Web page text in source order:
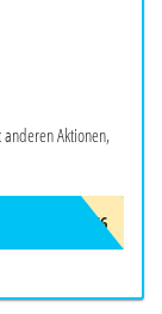
Aktionen,
ADC9966